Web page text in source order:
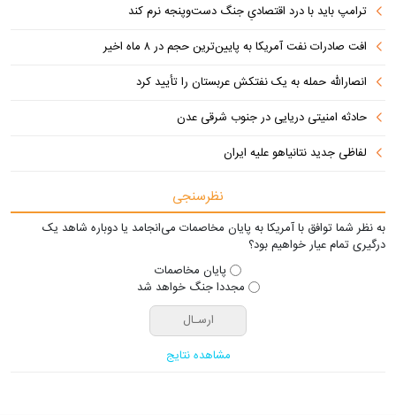
ترامپ باید با درد اقتصادیِ جنگ دست‌و‌پنجه نرم کند
افت صادرات نفت آمریکا به پایین‌ترین حجم در ۸ ماه اخیر
انصارالله حمله به یک نفتکش عربستان را تأیید کرد
حادثه امنیتی دریایی در جنوب شرقی عدن
لفاظی جدید نتانیاهو علیه ایران
نظرسنجی
به نظر شما توافق با آمریکا به پایان مخاصمات می‌انجامد یا دوباره شاهد یک
درگیری تمام عیار خواهیم بود؟
پایان مخاصمات
مجددا جنگ خواهد شد
مشاهده نتایج